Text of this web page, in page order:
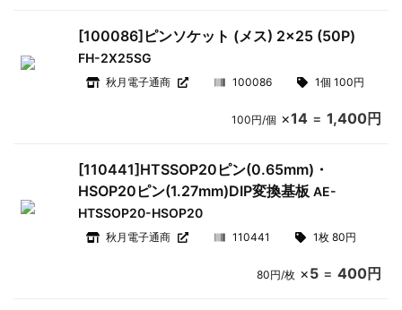
[100086]ピンソケット (メス) 2×25 (50P)
FH-2X25SG
秋月電子通商 100086 1個 100円
100円/個 ×14= 1,400円
[110441]HTSSOP20ピン(0.65mm)・
HSOP20ピン(1.27mm)DIP変換基板AE-
HTSSOP20-HSOP20
秋月電子通商 110441 1枚 80円
80円/枚×5= 400円